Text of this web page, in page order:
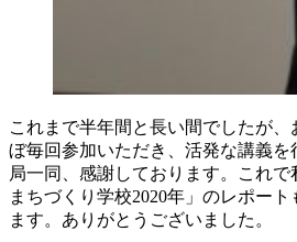
これまで半年間と長い間でしたが
ぼ毎回参加いただき、活発な講義
局一同、感謝しております。これ
まちづくり学校2020年」のレポー
ます。ありがとうございました。